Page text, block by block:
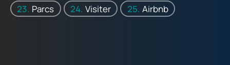
Parcs
Visiter Airbnb